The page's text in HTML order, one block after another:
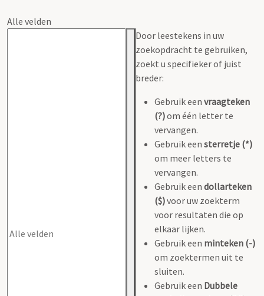
Alle velden
Door leestekens in uw
zoekopdracht te gebruiken,
zoekt u specifieker of juist
breder:
Gebruik een vraagteken
(?)om één letter te
vervangen.
Gebruik een sterretje (*)
om meer letters te
vervangen.
Gebruik een dollarteken
($)voor uw zoekterm
voor resultaten die op
elkaar lijken.
Gebruik een minteken (-)
om zoektermen uit te
sluiten.
Gebruik een Dubbele